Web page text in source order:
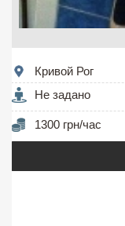
Кривой Рог
Не задано
1300 грн/час